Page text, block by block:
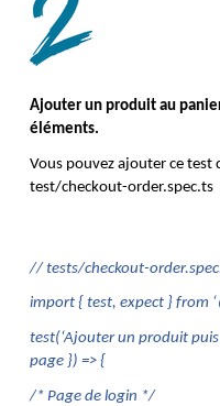
Ajouter un produit au
éléments.
Vous pouvez ajouter ce test
test/checkout-order.spec.ts
// tests/checkout-
import { test, expect } from
test(‘Ajouter un produit
page }) => {
/* Page de login */